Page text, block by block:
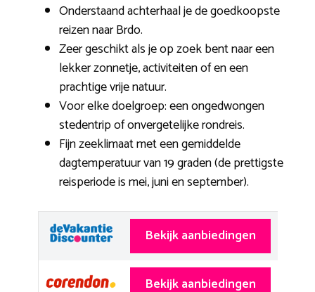
Onderstaand achterhaal je de goedkoopste
reizen naar Brdo.
Zeer geschikt als je op zoek bent naar een
lekker zonnetje, activiteiten of en een
prachtige vrije natuur.
Voor elke doelgroep: een ongedwongen
stedentrip of onvergetelijke rondreis.
Fijn zeeklimaat met een gemiddelde
dagtemperatuur van 19 graden (de prettigste
reisperiode is mei, juni en september).
Bekijk aanbiedingen
Bekijk aanbiedingen